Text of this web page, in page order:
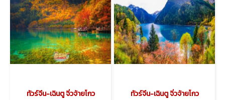
ทัวร์จีน-เฉินตู จิ่วจ้ายโกว ทัวร์จีน-เฉินตู จิ่วจ้ายโกว